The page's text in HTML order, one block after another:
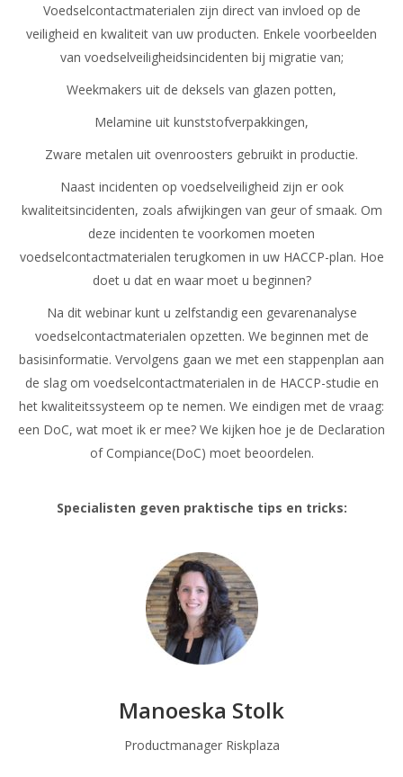
Voedselcontactmaterialen zijn direct van invloed op de
veiligheid en kwaliteit van uw producten. Enkele voorbeelden
van voedselveiligheidsincidenten bij migratie van;
Weekmakers uit de deksels van glazen potten,
Melamine uit kunststofverpakkingen,
Zware metalen uit ovenroosters gebruikt in productie.
Naast incidenten op voedselveiligheid zijn er ook
kwaliteitsincidenten, zoals afwijkingen van geur of smaak. Om
deze incidenten te voorkomen moeten
voedselcontactmaterialen terugkomen in uw HACCP-plan. Hoe
doet u dat en waar moet u beginnen?
Na dit webinar kunt u zelfstandig een gevarenanalyse
voedselcontactmaterialen opzetten. We beginnen met de
basisinformatie. Vervolgens gaan we met een stappenplan aan
de slag om voedselcontactmaterialen in de HACCP-studie en
het kwaliteitssysteem op te nemen. We eindigen met de vraag:
een DoC, wat moet ik er mee? We kijken hoe je de Declaration
of Compiance(DoC) moet beoordelen.
Specialisten geven praktische tips en tricks:
Manoeska Stolk
Productmanager Riskplaza